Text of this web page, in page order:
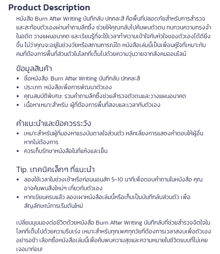
Product Description
หนังสือ Burn After Writing บันทึกลับ ปกคละสี คือพื้นที่ปลอดภัยสำหรับการสำรวจ
และสะท้อนตัวเองผ่านคำถามลึกซึ้ง ช่วยให้คุณกลับไปค้นพบตัวตน ทบทวนความทรงจำ
ในอดีต วางแผนอนาคต และเรียนรู้ที่จะใช้เวลาทำความเข้าใจกับหัวใจของตัวเองได้ดียิ่ง
ขึ้น ไม่ว่าคุณจะอยู่ในช่วงวัยหรือสถานการณ์ใด หนังสือเล่มนี้เป็นเพื่อนคู่ใจที่เหมาะกับ
คนที่ต้องการพื้นที่ส่วนตัวในโลกที่เต็มไปด้วยความวุ่นวายจากสังคมออนไลน์
ข้อมูลสินค้า
ชื่อหนังสือ: Burn After Writing บันทึกลับ ปกคละสี
ประเภท: หนังสือเพื่อการพัฒนาตัวเอง
คุณสมบัติพิเศษ: รวมคำถามลึกซึ้งช่วยสำรวจตัวตนและวางแผนอนาคต
เนื้อหาเหมาะสำหรับ: ผู้ที่ต้องการพื้นที่สงบและเวลากับตัวเอง
คำแนะนำและข้อควรระวัง
เหมาะสำหรับผู้ที่มองหาแรงบันดาลใจส่วนตัว หลีกเลี่ยงการแสดงคำตอบให้ผู้อื่น
หากไม่ต้องการ
ควรเก็บรักษาหนังสือในที่แห้งและเย็น
Tip. เทคนิคเล็กๆ ที่แนะนำ
ลองใช้เวลาในช่วงเช้าหรือก่อนนอนสัก 5-10 นาทีเพื่อตอบคำถามในหนังสือ คุณ
อาจค้นพบสิ่งใหม่ๆ เกี่ยวกับตัวเอง
หากเขียนครบแล้ว ลองเผาหนังสือเล่มนี้หรือเก็บเป็นบันทึกลับส่วนตัว เพื่อ
สัญลักษณ์การเริ่มต้นใหม่
เปลี่ยนมุมมองต่อชีวิตด้วยหนังสือ Burn After Writing บันทึกลับที่ช่วยสำรวจจิตใจใน
โลกที่เต็มไปด้วยความรีบเร่ง เหมาะสำหรับทุกเพศทุกวัยที่ต้องการเวลาสงบเพื่อตัวเอง
อย่ารอช้า เลือกซื้อหนังสือเล่มนี้เพื่อค้นพบความสุขและความหมายในชีวิตแบบที่ไม่เคย
เจอมาก่อน!